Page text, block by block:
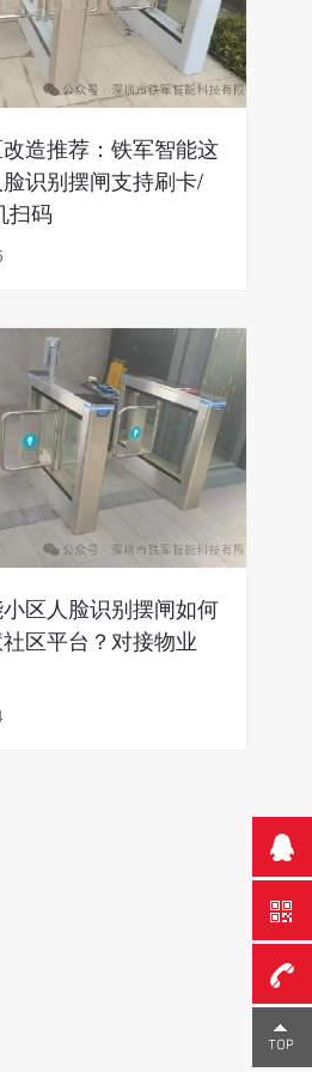
造推荐：铁军智能这
识别摆闸支持刷卡/
扫码
区人脸识别摆闸如何
区平台？对接物业
0755-